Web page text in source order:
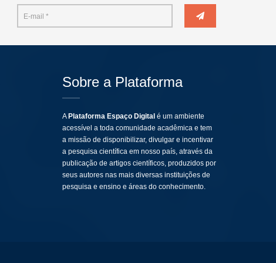
Sobre a Plataforma
A Plataforma Espaço Digital é um ambiente
acessível a toda comunidade acadêmica e tem
a missão de disponibilizar, divulgar e incentivar
a pesquisa científica em nosso país, através da
publicação de artigos científicos, produzidos por
seus autores nas mais diversas instituições de
pesquisa e ensino e áreas do conhecimento.